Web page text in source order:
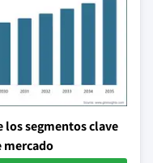
los segmentos clave
mercado